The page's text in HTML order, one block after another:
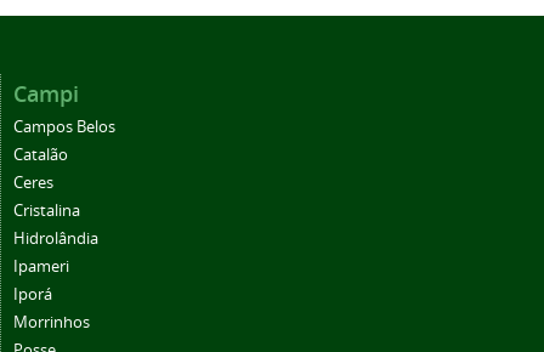
Campi
Campos Belos
Catalão
Ceres
Cristalina
Hidrolândia
Ipameri
Iporá
Morrinhos